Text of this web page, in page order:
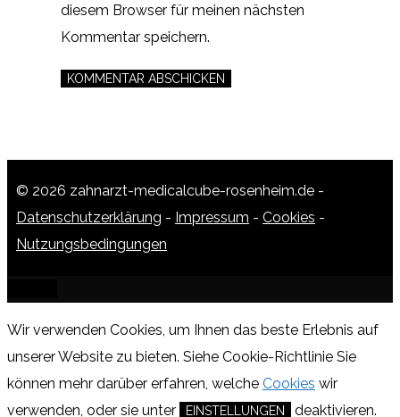
diesem Browser für meinen nächsten
Kommentar speichern.
© 2026 zahnarzt-medicalcube-rosenheim.de -
Datenschutzerklärung - Impressum - Cookies -
Nutzungsbedingungen
SCHLIESSEN
Wir verwenden Cookies, um Ihnen das beste Erlebnis auf
unserer Website zu bieten. Siehe Cookie-Richtlinie Sie
können mehr darüber erfahren, welche Cookies wir
verwenden, oder sie unter
EINSTELLUNGEN deaktivieren.